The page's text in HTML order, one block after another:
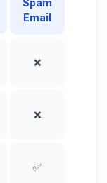
Email
❌
❌
✅